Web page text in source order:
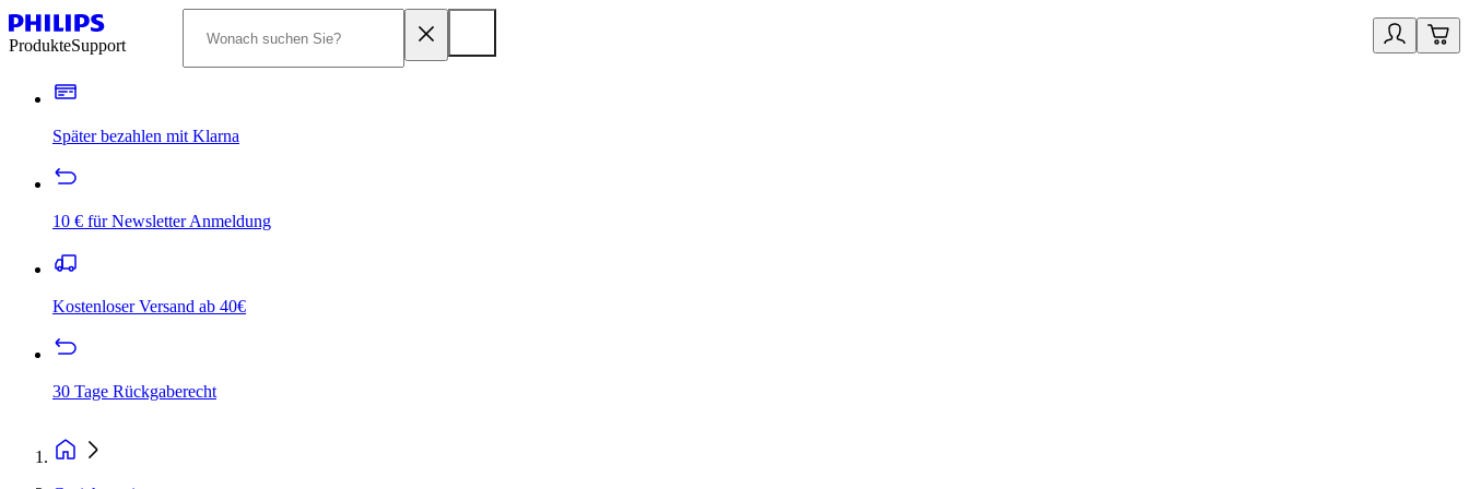
ProdukteSupport
Später bezahlen mit Klarna
10 € für Newsletter Anmeldung
Kostenloser Versand ab 40€
30 Tage Rückgaberecht